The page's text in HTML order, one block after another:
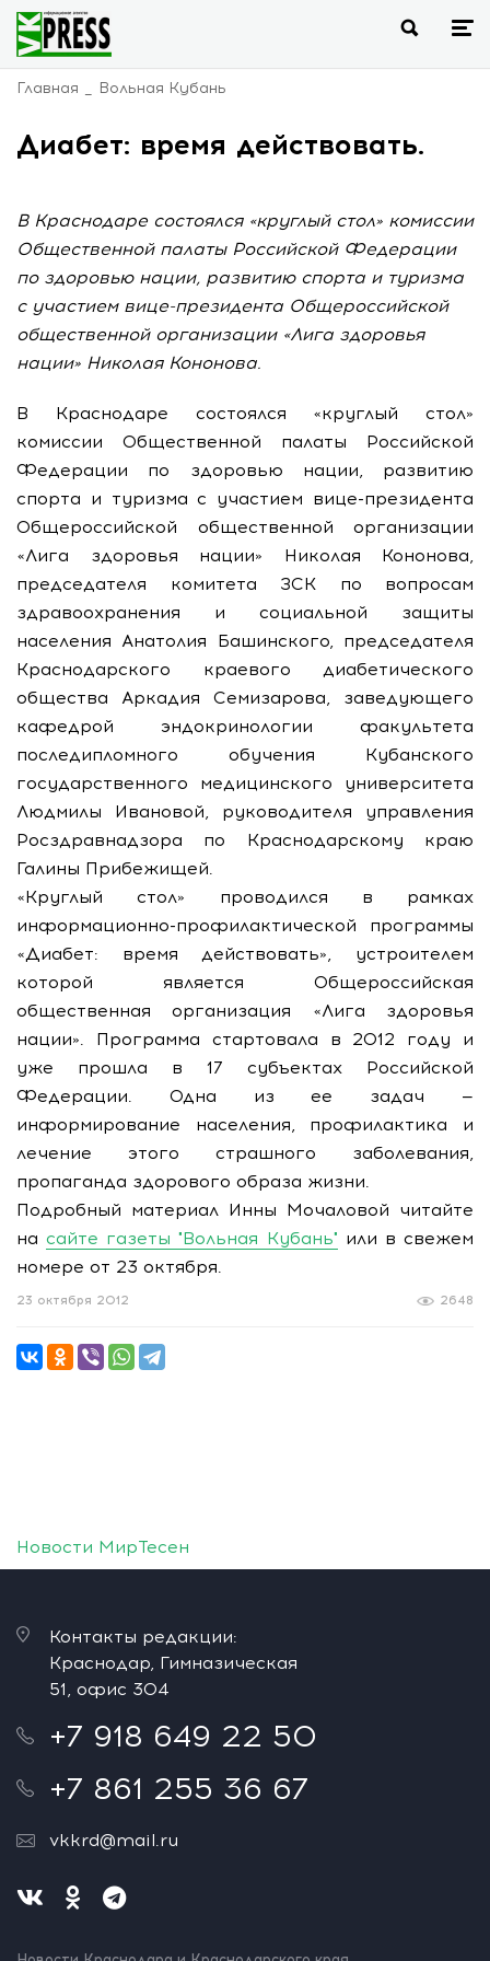
Главная Вольная Кубань
Диабет: время действовать.
В Краснодаре состоялся «круглый стол» комиссии
Общественной палаты Российской Федерации
по здоровью нации, развитию спорта и туризма
с участием вице-президента Общероссийской
общественной организации «Лига здоровья
нации» Николая Кононова.
В Краснодаре состоялся «круглый стол»
комиссии Общественной палаты Российской
Федерации по здоровью нации, развитию
спорта и туризма с участием вице-президента
Общероссийской общественной организации
«Лига здоровья нации» Николая Кононова,
председателя комитета ЗСК по вопросам
здравоохранения и социальной защиты
населения Анатолия Башинского, председателя
Краснодарского краевого диабетического
общества Аркадия Семизарова, заведующего
кафедрой эндокринологии факультета
последипломного обучения Кубанского
государственного медицинского университета
Людмилы Ивановой, руководителя управления
Росздравнадзора по Краснодарскому краю
Галины Прибежищей.
«Круглый стол» проводился в рамках
информационно-профилактической программы
«Диабет: время действовать», устроителем
которой является Общероссийская
общественная организация «Лига здоровья
нации». Программа стартовала в 2012 году и
уже прошла в 17 субъектах Российской
Федерации. Одна из ее задач —
информирование населения, профилактика и
лечение этого страшного заболевания,
пропаганда здорового образа жизни.
Подробный материал Инны Мочаловой читайте
насайте газеты "Вольная Кубань" или в свежем
номере от 23 октября.
2648
23 октября 2012
Новости МирТесен
Контакты редакции:
Краснодар, Гимназическая
51, офис 304
+7 918 649 22 50
+7 861 255 36 67
vkkrd@mail.ru